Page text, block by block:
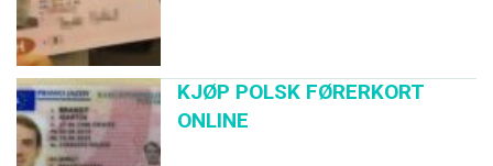
KJØP POLSK FØRERKORT
ONLINE